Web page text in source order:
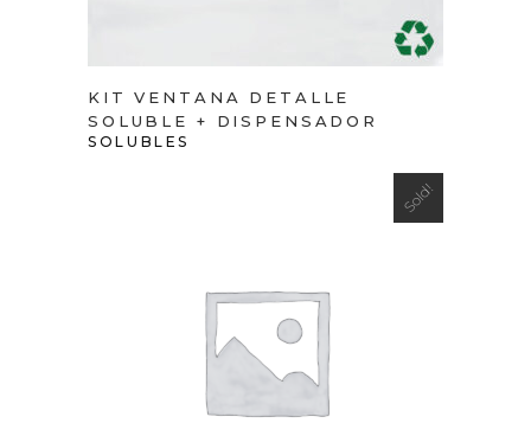
KIT VENTANA DETALLE
SOLUBLE + DISPENSADOR
SOLUBLES
Sold!
VIEW PRODUCT